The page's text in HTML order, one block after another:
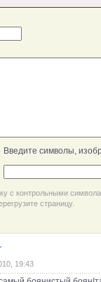
Введите символы,
с контрольными
страницу.
19:43